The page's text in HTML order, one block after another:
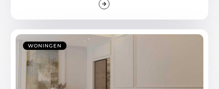
WONINGEN